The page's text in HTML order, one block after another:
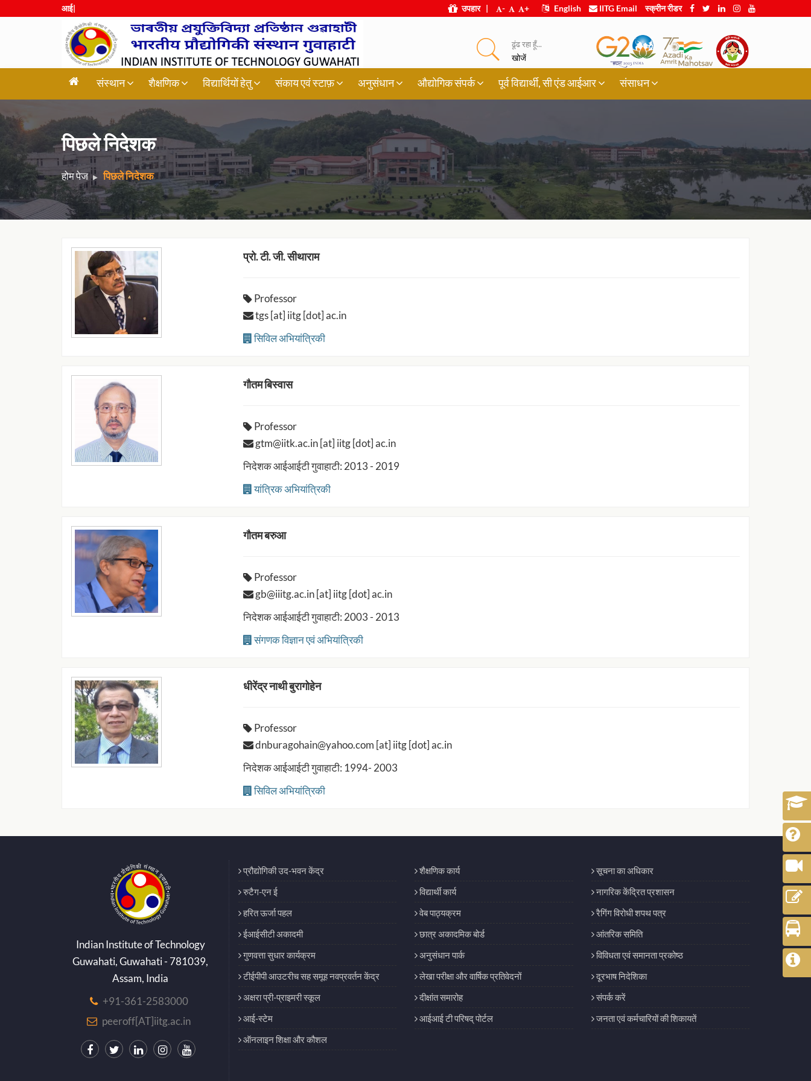
आईआई उपहार | - + English IITG Email स्क्रीन रीडर
ढूंढ रहा हूँ...
खोजें
संस्थान शैक्षणिक विद्यार्थियों हेतु संकाय एवं स्टाफ़ अनुसंधान औद्योगिक संपर्क पूर्व विद्यार्थी, सी एंड आईआर संसाधन
पिछले निदेशक
होम पेज पिछले निदेशक
प्रो. टी. जी. सीथाराम
Professor
tgs [at] iitg [dot] ac.in
सिविल अभियांत्रिकी
गौतम बिस्वास
Professor
gtm@iitk.ac.in [at] iitg [dot] ac.in
निदेशक आईआईटी गुवाहाटी: 2013 - 2019
यांत्रिक अभियांत्रिकी
गौतम बरुआ
Professor
gb@iiitg.ac.in [at] iitg [dot] ac.in
निदेशक आईआईटी गुवाहाटी: 2003 - 2013
संगणक विज्ञान एवं अभियांत्रिकी
धीरेंद्र नाथी बुरागोहेन
Professor
dnburagohain@yahoo.com [at] iitg [dot] ac.in
निदेशक आईआईटी गुवाहाटी: 1994- 2003
सिविल अभियांत्रिकी
Indian Institute of Technology
Guwahati, Guwahati - 781039,
Assam, India
+91-361-2583000
peeroff[AT]iitg.ac.in
प्रौद्योगिकी उद-भवन केंद्र
रुटैग-एन ई
हरित ऊर्जा पहल
ईआईसीटी अकादमी
गुणवत्ता सुधार कार्यक्रम
टीईपीपी आउटरीच सह समूह नवप्रवर्तन केंद्र
अक्षरा प्री-प्राइमरी स्कूल
आई-स्टेम
ऑनलाइन शिक्षा और कौशल
शैक्षणिक कार्य
विद्यार्थी कार्य
वेब पाठ्यक्रम
छात्र अकादमिक बोर्ड
अनुसंधान पार्क
लेखा परीक्षा और वार्षिक प्रतिवेदनों
दीक्षांत समारोह
आईआई टी परिषद् पोर्टल
सूचना का अधिकार
नागरिक केंद्रित प्रशासन
रैगिंग विरोधी शपथ पत्र
आंतरिक समिति
विविधता एवं समानता प्रकोष्ठ
दूरभाष निदेशिका
संपर्क करें
जनता एवं कर्मचारियों की शिकायतें